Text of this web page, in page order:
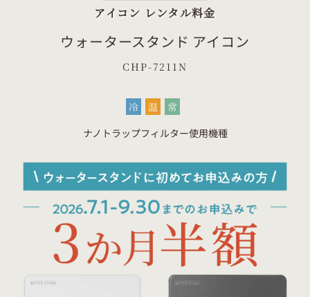
アイコン レンタル料金
ウォータースタンド アイコン
CHP-7211N
冷 温
常
ナノトラップフィルター使用機種